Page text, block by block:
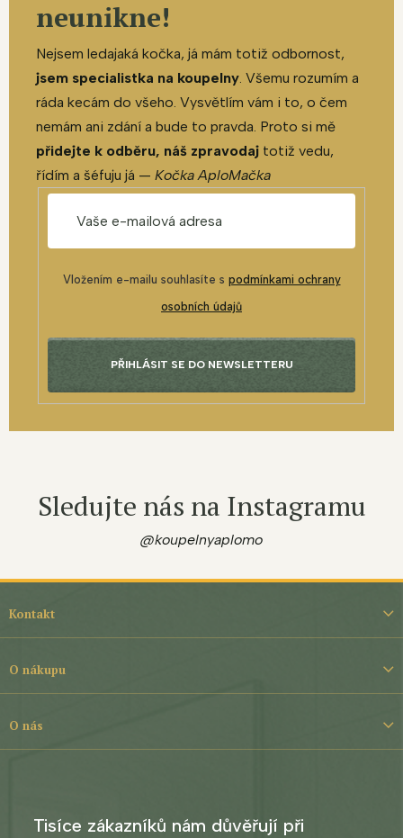
neunikne!
Nejsem ledajaká kočka, já mám totiž odbornost,
jsem specialistka na koupelny. Všemu rozumím a
ráda kecám do všeho. Vysvětlím vám i to, o čem
nemám ani zdání a bude to pravda. Proto si mě
přidejte k odběru, náš zpravodaj totiž vedu,
řídím a šéfuju já — Kočka AploMačka
Vložením e-mailu souhlasíte s podmínkami ochrany
osobních údajů
PŘIHLÁSIT SE DO NEWSLETTERU
Sledujte nás na Instagramu
@koupelnyaplomo
Z
í
Kontakt
O nákupu
O nás
Tisíce zákazníků nám důvěřují při